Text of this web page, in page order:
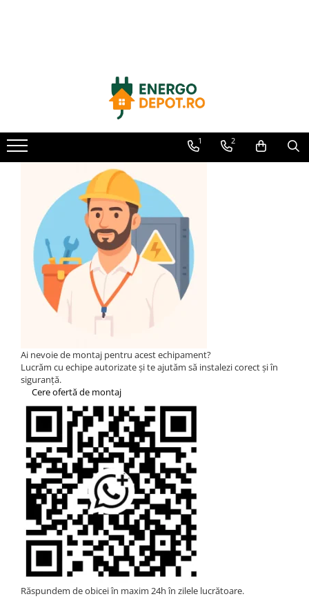
Longi Solar
Optimizatoare panouri
On-grid
Off-grid
Microinvertoare
Fronius
Goodwe
Solis
Solplanet
Sungrow
Victron Energy
Acumulatori
BYD Battery
HVM
LVS
Deye
Enphase
FelicitySolar
1 2
Ai nevoie de montaj pentru acest echipament?
Lucrăm cu echipe autorizate și te ajutăm să instalezi corect și în
siguranță.
Cere ofertă de montaj
Răspundem de obicei în maxim 24h în zilele lucrătoare.